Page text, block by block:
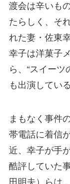
渡会は辛いも
たらしく、そ
れた妻・佐東
幸子は洋菓子
ら、“スイー
も出演してい
まもなく事件
帯電話に着信
近、幸子が手
酷評していた
田明夫）らは